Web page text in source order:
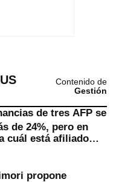
Contenido de
Gestión
de tres AFP se
de 24%, pero en
cuál está afiliado
propone